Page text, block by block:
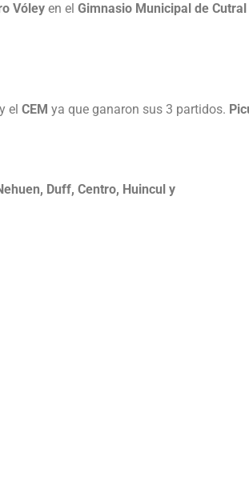
Vóley en el Gimnasio Municipal de Cutral
y el CEM ya que ganaron sus 3 partidos.
Duff, Centro, Huincul y